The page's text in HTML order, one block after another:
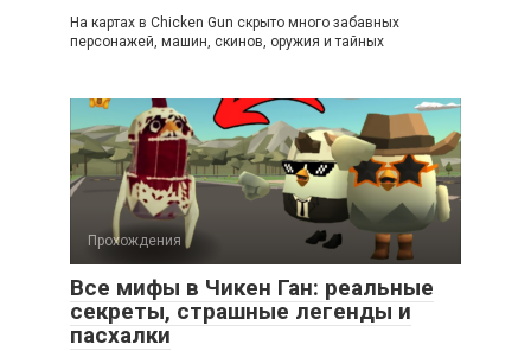
На картах в Chicken Gun скрыто много забавных
персонажей, машин, скинов, оружия и тайных
Прохождения
Все мифы в Чикен Ган: реальные
секреты, страшные легенды и
пасхалки